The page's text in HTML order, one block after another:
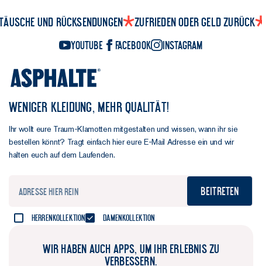
und Rücksendungen Zufrieden oder Geld zurück
YouTube Facebook Instagram
WENIGER KLEIDUNG, MEHR QUALITÄT!
Ihr wollt eure Traum-Klamotten mitgestalten und wissen, wann ihr sie
bestellen könnt? Tragt einfach hier eure E-Mail Adresse ein und wir
halten euch auf dem Laufenden.
Beitreten
Herrenkollektion Damenkollektion
WIR HABEN AUCH APPS, UM IHR ERLEBNIS ZU
VERBESSERN.